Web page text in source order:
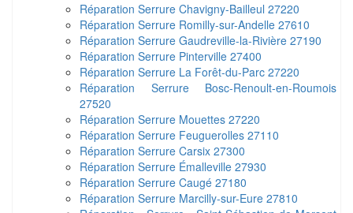
Réparation Serrure Chavigny-Bailleul 27220
Réparation Serrure Romilly-sur-Andelle 27610
Réparation Serrure Gaudreville-la-Rivière 27190
Réparation Serrure Pinterville 27400
Réparation Serrure La Forêt-du-Parc 27220
Réparation Serrure Bosc-Renoult-en-Roumois
27520
Réparation Serrure Mouettes 27220
Réparation Serrure Feuguerolles 27110
Réparation Serrure Carsix 27300
Réparation Serrure Émalleville 27930
Réparation Serrure Caugé 27180
Réparation Serrure Marcilly-sur-Eure 27810